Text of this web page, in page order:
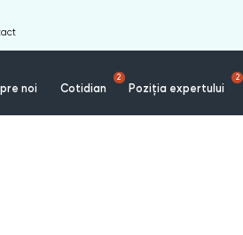
noi Cotidian
2
Poziția expertului
2